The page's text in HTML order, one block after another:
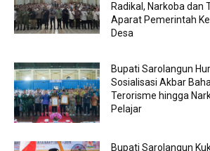
Radikal, Narkoba dan
Aparat Pemerintah
Desa
Bupati Sarolangun
Sosialisasi Akbar
Terorisme hingga
Pelajar
Bupati Sarolangun